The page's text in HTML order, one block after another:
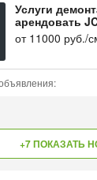
Услуги
арендовать
от 11000 руб./
+7 ПОКАЗАТЬ